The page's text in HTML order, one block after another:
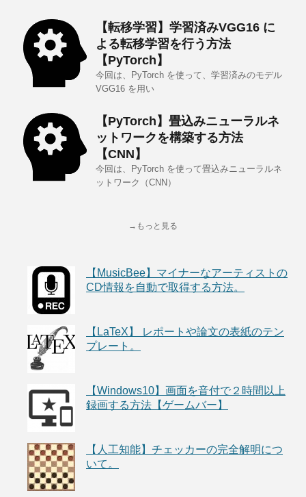
【転移学習】学習済みVGG16 に
よる転移学習を行う方法
【PyTorch】
今回は、PyTorch を使って、学習済みのモデル
VGG16 を用い
【PyTorch】畳込みニューラルネ
ットワークを構築する方法
【CNN】
今回は、PyTorch を使って畳込みニューラルネ
ットワーク（CNN）
→もっと見る
【MusicBee】マイナーなアーティストの
CD情報を自動で取得する方法。
【LaTeX】 レポートや論文の表紙のテン
プレート。
【Windows10】画面を音付で２時間以上
録画する方法【ゲームバー】
【人工知能】チェッカーの完全解明につ
いて。